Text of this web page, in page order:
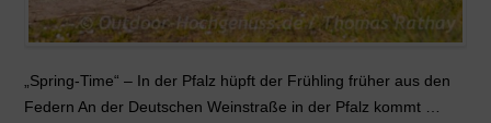
„Spring-Time“ – In der Pfalz hüpft der Frühling früher aus den
Federn An der Deutschen Weinstraße in der Pfalz kommt …